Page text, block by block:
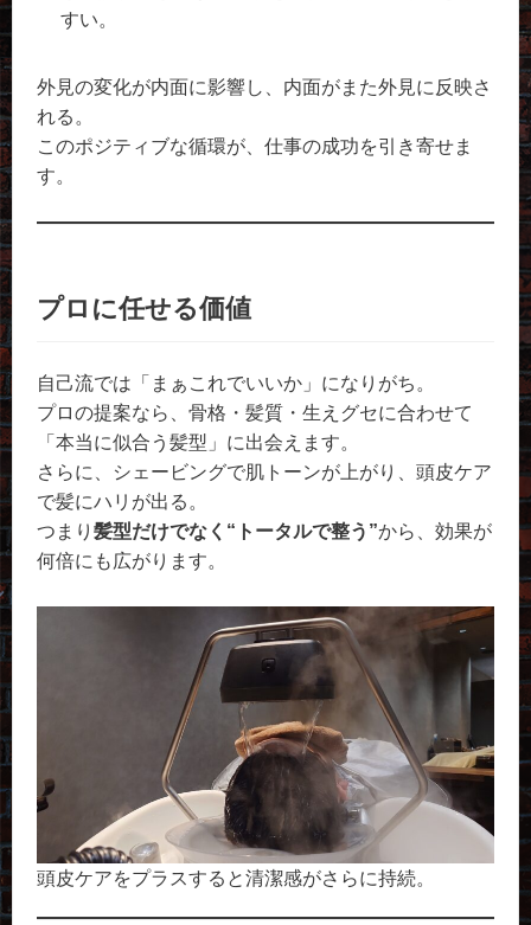
すい。
外見の変化が内面に影響し、内面がまた外見に反映さ
れる。
このポジティブな循環が、仕事の成功を引き寄せま
す。
プロに任せる価値
自己流では「まぁこれでいいか」になりがち。
プロの提案なら、骨格・髪質・生えグセに合わせて
「本当に似合う髪型」に出会えます。
さらに、シェービングで肌トーンが上がり、頭皮ケア
で髪にハリが出る。
つまり 髪型だけでなく“トータルで整う”から、効果が
何倍にも広がります。
頭皮ケアをプラスすると清潔感がさらに持続。